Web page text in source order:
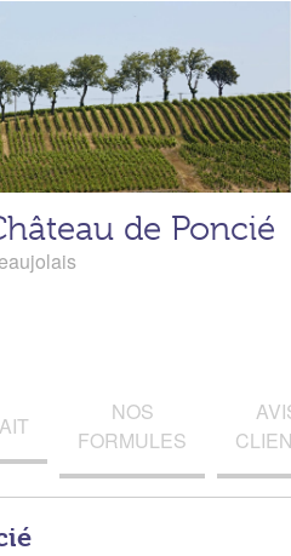
de Poncié
NOS
FORMULES